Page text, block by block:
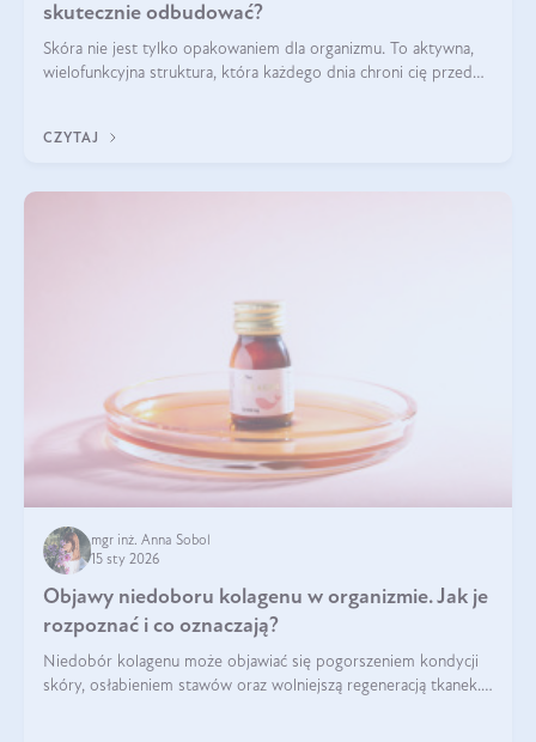
skutecznie odbudować?
Skóra nie jest tylko opakowaniem dla organizmu. To aktywna,
wielofunkcyjna struktura, która każdego dnia chroni cię przed
bariera hydrolipidowa.
CZYTAJ
mgr inż. Anna Sobol
15 sty 2026
Objawy niedoboru kolagenu w organizmie. Jak je
rozpoznać i co oznaczają?
Niedobór kolagenu może objawiać się pogorszeniem kondycji
skóry, osłabieniem stawów oraz wolniejszą regeneracją tkanek.